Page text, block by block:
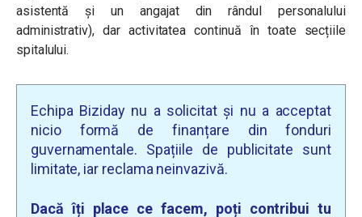
asistentă și un angajat din rândul personalului
administrativ), dar activitatea continuă în toate secțiile
spitalului.
Echipa Biziday nu a solicitat și nu a acceptat
nicio formă de finanțare din fonduri
guvernamentale. Spațiile de publicitate sunt
limitate, iar reclama neinvazivă.
Dacă îți place ce facem, poți contribui tu